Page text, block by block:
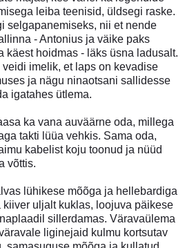
leiba teenisid, üldsegi raske.
selgapanemiseks, nii et nende
- Antonius ja väike paks
käest hoidmas - läks üsna ladusalt.
imelik, et laps on kevadise
ja nägu ninaotsani sallidesse
igatahes ütlema.
ka vana auväärne oda, millega
takti lüüa vehkis. Sama oda,
kabelist koju toonud ja nüüd
võttis.
lühikese mõõga ja hellebardiga
kiiver uljalt kuklas, loojuva päikese
sillerdamas. Väravaülema
liginejaid kulmu kortsutav